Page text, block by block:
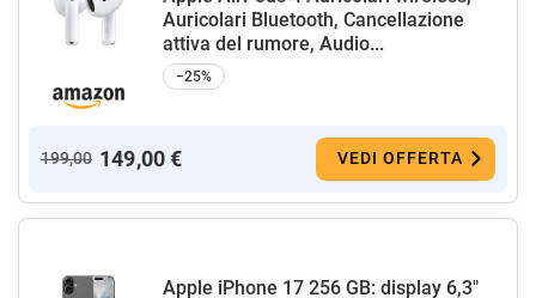
Auricolari Bluetooth, Cancellazione
attiva del rumore, Audio...
−25%
199,00 149,00 € VEDI OFFERTA
Apple iPhone 17 256 GB: display 6,3"